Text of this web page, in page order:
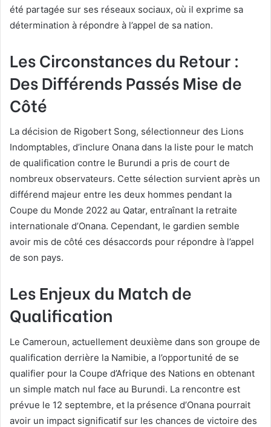
été partagée sur ses réseaux sociaux, où il exprime sa
détermination à répondre à l’appel de sa nation.
Les Circonstances du Retour :
Des Différends Passés Mise de
Côté
La décision de Rigobert Song, sélectionneur des Lions
Indomptables, d’inclure Onana dans la liste pour le match
de qualification contre le Burundi a pris de court de
nombreux observateurs. Cette sélection survient après un
différend majeur entre les deux hommes pendant la
Coupe du Monde 2022 au Qatar, entraînant la retraite
internationale d’Onana. Cependant, le gardien semble
avoir mis de côté ces désaccords pour répondre à l’appel
de son pays.
Les Enjeux du Match de
Qualification
Le Cameroun, actuellement deuxième dans son groupe de
qualification derrière la Namibie, a l’opportunité de se
qualifier pour la Coupe d’Afrique des Nations en obtenant
un simple match nul face au Burundi. La rencontre est
prévue le 12 septembre, et la présence d’Onana pourrait
avoir un impact significatif sur les chances de victoire des